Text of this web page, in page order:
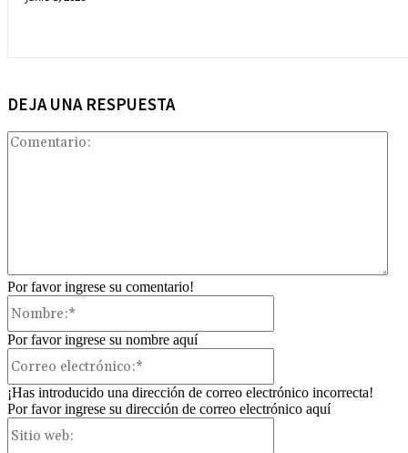
DEJA UNA RESPUESTA
Por favor ingrese su comentario!
Por favor ingrese su nombre aquí
¡Has introducido una dirección de correo electrónico incorrecta!
Por favor ingrese su dirección de correo electrónico aquí